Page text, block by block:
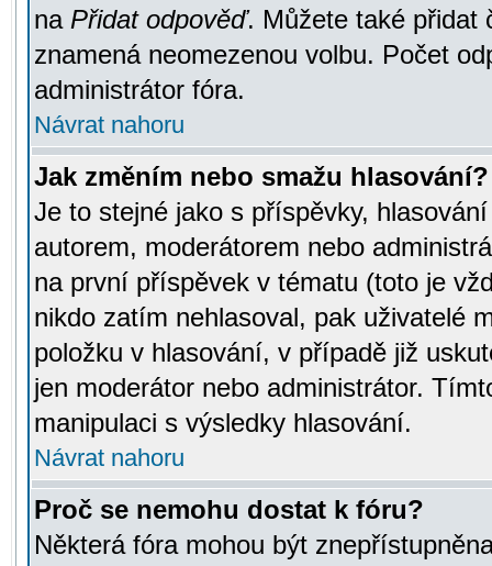
na Přidat odpověď. Můžete také přidat
znamená neomezenou volbu. Počet
administrátor fóra.
Návrat nahoru
Jak změním nebo smažu hlasování?
Je to stejné jako s příspěvky,
autorem, moderátorem nebo
na první příspěvek v tématu (toto je
nikdo zatím nehlasoval, pak uživatelé
položku v hlasování, v případě již
jen moderátor nebo administrátor.
manipulaci s výsledky hlasování.
Návrat nahoru
Proč se nemohu dostat k fóru?
Některá fóra mohou být